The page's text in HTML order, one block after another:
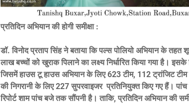
प्रतिदिन अभियान की होगी समीक्षा :
डॉ. विनोद प्रताप सिंह ने बताया कि पल्स पोलियो अभियान के
लाख बच्चों को खुराक पिलाने का लक्ष्य निर्धारित किया गया है।
जिसमें हाउस टू हाउस अभियान के लिए 623 टीम, 112 ट्रांजिट टीम
की निगरानी के लिए 227 सुपरवाइजर प्रतिनियुक्त किए गए हैं। पांच
रिपोर्ट शाम पांच बजे तक सौंपनी है। ताकि, प्रतिदिन अभियान की